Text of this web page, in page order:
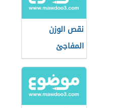
نقص الوزن
المفاجئ